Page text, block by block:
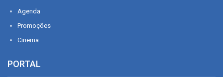
Agenda
Promoções
Cinema
PORTAL